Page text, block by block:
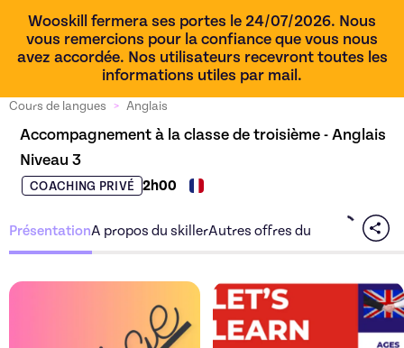
Wooskill fermera ses portes le 24/07/2026. Nous
vous remercions pour la confiance que vous nous
avez accordée. Nos utilisateurs recevront toutes les
informations utiles par mail.
Cours de langues > Anglais
Accompagnement à la classe de troisième - Anglais
Niveau 3
COACHING PRIVÉ 2h00
PrésentationA propos du skillerAutres offres du skiller
Découvrez l'offre